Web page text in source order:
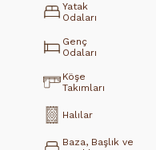
Yatak
Odaları
Genç
Odaları
Köşe
Takımları
Halılar
Baza, Başlık ve